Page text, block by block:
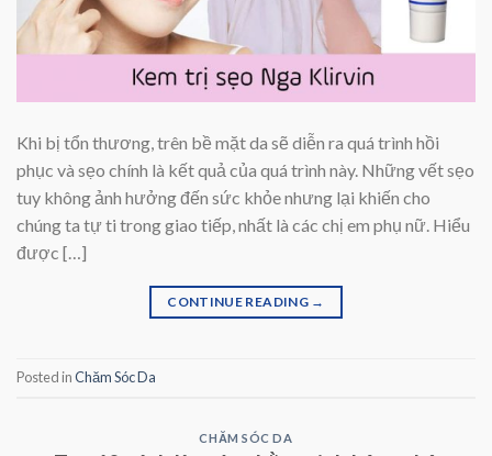
Khi bị tổn thương, trên bề mặt da sẽ diễn ra quá trình hồi
phục và sẹo chính là kết quả của quá trình này. Những vết sẹo
tuy không ảnh hưởng đến sức khỏe nhưng lại khiến cho
chúng ta tự ti trong giao tiếp, nhất là các chị em phụ nữ. Hiểu
được […]
CONTINUE READING →
Posted inChăm Sóc Da
CHĂM SÓC DA